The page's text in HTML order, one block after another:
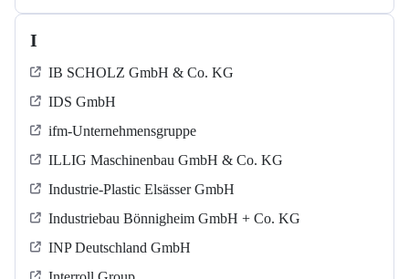
I
IB SCHOLZ GmbH & Co. KG
IDS GmbH
ifm-Unternehmensgruppe
ILLIG Maschinenbau GmbH & Co. KG
Industrie-Plastic Elsässer GmbH
Industriebau Bönnigheim GmbH + Co. KG
INP Deutschland GmbH